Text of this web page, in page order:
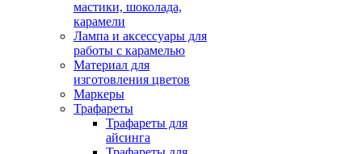
мастики, шоколада,
карамели
Лампа и аксессуары для
работы с карамелью
Материал для
изготовления цветов
Маркеры
Трафареты
Трафареты для
айсинга